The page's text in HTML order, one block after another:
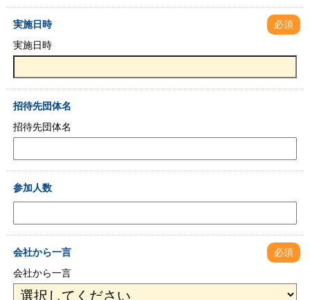
実施日時
必須
実施日時
招待先団体名
招待先団体名
参加人数
会社から一言
必須
会社から一言